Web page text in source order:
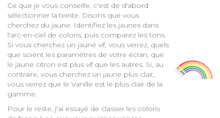
Ce que je vous conseille, c'est de d'abord
sélectionner la teinte. Disons que vous
cherchez du jaune. Identifiez les jaunes dans
l'arc-en-ciel de coloris, puis comparez les tons.
Si vous cherchez un jaune vif, vous verrez, quels
que soient les paramètres de votre écran, que
le jaune citron est plus vif que les autres. Si, au
contraire, vous cherchez un jaune plus clair,
vous verrez que le Vanille est le plus clair de la
gamme.
Pour le reste, j'ai essayé de classer les coloris